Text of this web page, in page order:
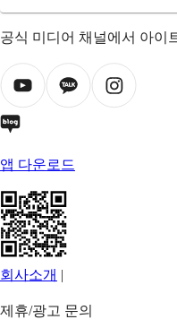
공식 미디어 채널에서 아이
앱 다운로드
회사소개 |
제휴/광고 문의